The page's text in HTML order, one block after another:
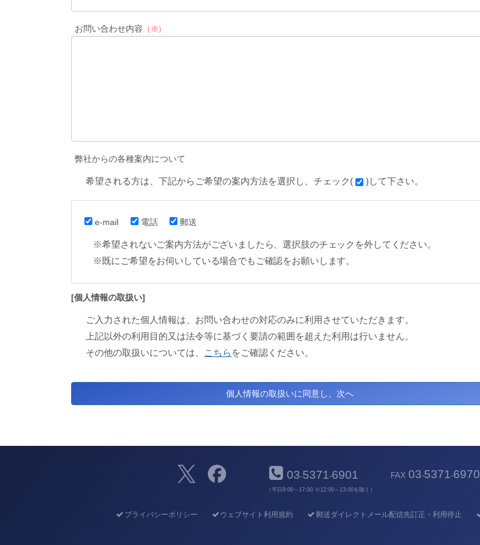
お問い合わせ内容 （※）
弊社からの各種案内について
希望される方は、下記からご希望の案内方法を選択し、チェック( )して下さい。
e-mail 電話 郵送
※希望されないご案内方法がございましたら、選択肢のチェックを外してください。
※既にご希望をお伺いしている場合でもご確認をお願いします。
[個人情報の取扱い]
ご入力された個人情報は、お問い合わせの対応のみに利用させていただきます。
上記以外の利用目的又は法令等に基づく要請の範囲を超えた利用は行いません。
その他の取扱いについては、
こちら をご確認ください。
03-5371-6901
（平日9:00～17:00 ※12:00～13:00を除く）
FAX 03-5371-6970
プライバシーポリシー ウェブサイト利用規約 郵送ダイレクトメール配信先訂正・利用停止